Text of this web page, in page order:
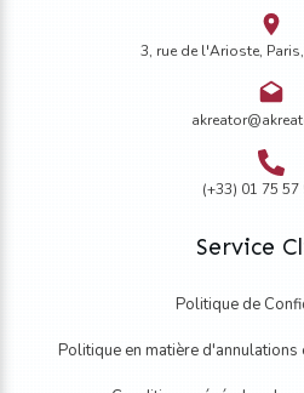
3, rue de l'Arioste,
(+33) 01 75 57
Service
Politique de
Politique en matière